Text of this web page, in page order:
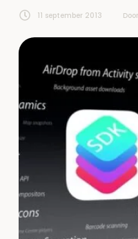
11 september 2013